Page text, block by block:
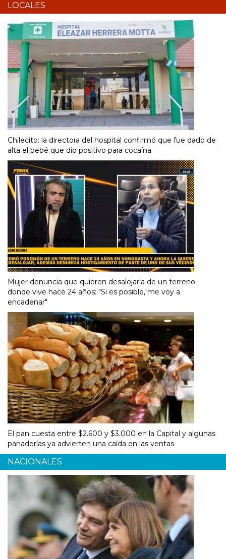
LOCALES
Chilecito: la directora del hospital confirmó que fue dado de
alta el bebé que dio positivo para cocaína
Mujer denuncia que quieren desalojarla de un terreno
donde vive hace 24 años: "Si es posible, me voy a
encadenar"
El pan cuesta entre $2.600 y $3.000 en la Capital y algunas
panaderías ya advierten una caída en las ventas
NACIONALES